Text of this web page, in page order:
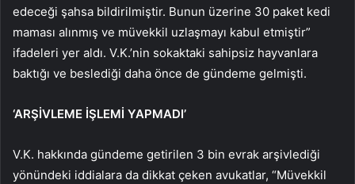
edeceği şahsa bildirilmiştir. Bunun üzerine 30 paket kedi
maması alınmış ve müvekkil uzlaşmayı kabul etmiştir”
ifadeleri yer aldı. V.K.’nin sokaktaki sahipsiz hayvanlara
baktığı ve beslediği daha önce de gündeme gelmişti.
‘ARŞİVLEME İŞLEMİ YAPMADI’
V.K. hakkında gündeme getirilen 3 bin evrak arşivlediği
yönündeki iddialara da dikkat çeken avukatlar, “Müvekkil